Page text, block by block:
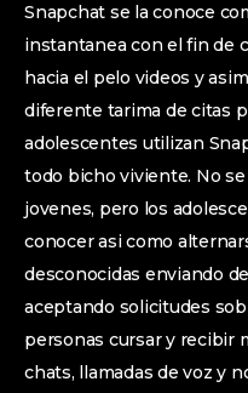
Snapchat se la conoce
instantanea con el fin de
hacia el pelo videos y
diferente tarima de citas
adolescentes utilizan
todo bicho viviente. No
jovenes, pero los
conocer asi­ como
desconocidas enviando
aceptando solicitudes
personas cursar y recibir
chats, llamadas de voz y